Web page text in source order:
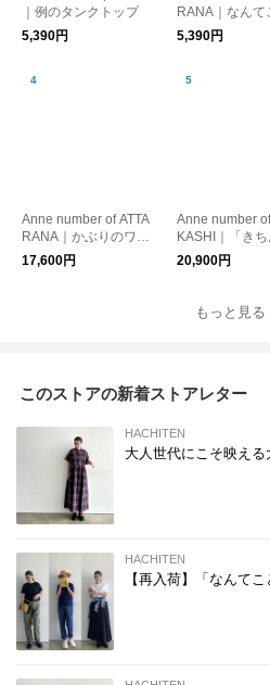
｜例のタンクトップ
5,390円
RANA｜なんて
いTシャツ
5,390円
Anne number of ATTA
RANA｜かぶりのワン
ピース
17,600円
Anne number
KASHI｜「き
えのワンピース
20,900円
もっと見る
このストアの新着ストアレター
HACHITEN
大人世代にこそ映え
HACHITEN
【再入荷】「なんて